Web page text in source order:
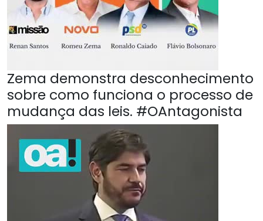
Zema demonstra desconhecimento
sobre como funciona o processo de
mudança das leis. #OAntagonista